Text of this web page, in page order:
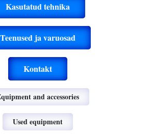
Kasutatud tehnika
Teenused ja varuosad
Kontakt
and accessories
Used equipment